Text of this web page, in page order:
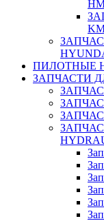
ПИЛОТНЫЕ
ЗАПЧАСТИ